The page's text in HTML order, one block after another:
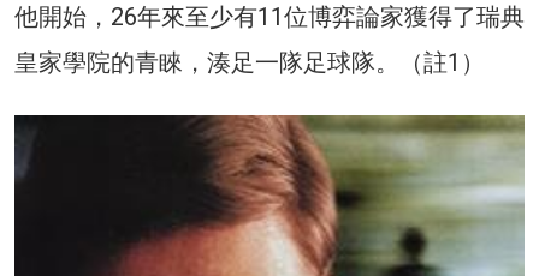
他開始，26年來至少有11位博弈論家獲得了瑞典
皇家學院的青睞，湊足一隊足球隊。（註1）